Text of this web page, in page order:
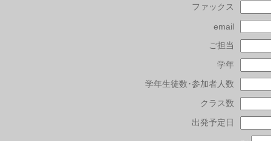
ファックス
email
ご担当
学年
学年生徒数･参加者人数
クラス数
出発予定日